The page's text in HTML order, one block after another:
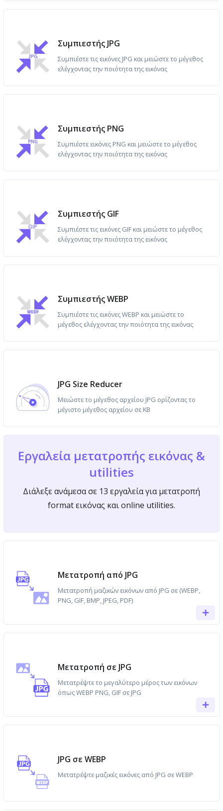
Συμπιεστής JPG
Συμπιέστε τις εικόνες JPG και μειώστε το μέγεθος
ελέγχοντας την ποιότητα της εικόνας
Συμπιεστής PNG
Συμπιέστε εικόνες PNG και μειώστε το μέγεθος
ελέγχοντας την ποιότητα της εικόνας
Συμπιεστής GIF
Συμπιέστε τις εικόνες GIF και μειώστε το μέγεθος
ελέγχοντας την ποιότητα της εικόνας
Συμπιεστής WEBP
Συμπιέστε τις εικόνες WEBP και μειώστε το
μέγεθος ελέγχοντας την ποιότητα της εικόνας
JPG Size Reducer
Μειώστε το μέγεθος αρχείου JPG ορίζοντας το
μέγιστο μέγεθος αρχείου σε KB
Εργαλεία μετατροπής εικόνας &
utilities
Διάλεξε ανάμεσα σε 13 εργαλεία για μετατροπή
format εικόνας και online utilities.
Μετατροπή από JPG
Μετατροπή μαζικών εικόνων από JPG σε (WEBP,
PNG, GIF, BMP, JPEG, PDF)
Μετατροπή σε JPG
Μετατρέψτε το μεγαλύτερο μέρος των εικόνων
όπως WEBP PNG, GIF σε JPG
JPG σε WEBP
Μετατρέψτε μαζικές εικόνες από JPG σε WEBP